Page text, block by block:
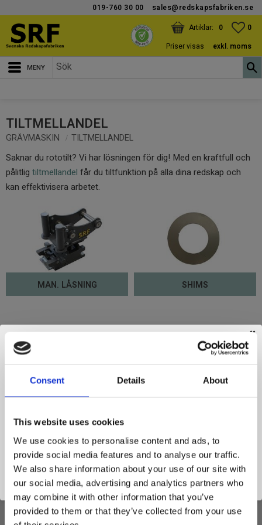
Consent Details About
This website uses cookies
We use cookies to personalise content and ads, to
provide social media features and to analyse our traffic.
We also share information about your use of our site with
our social media, advertising and analytics partners who
may combine it with other information that you’ve
provided to them or that they’ve collected from your use
Meny
019-760 30 00 sales@redskapsfabriken.se
0
KUNDVAGN
ANTAL PRODUKTER:
0
Priser visas
exkl. moms
TILTMELLANDEL
GRÄVMASKIN TILTMELLANDEL
Saknar du rototilt? Vi har lösningen för dig! Med en kraftfull och
pålitlig tiltmellandel får du tiltfunktion på alla dina redskap och
kan effektivisera arbetet.
MAN. LÅSNING SHIMS
NYHETSBREV
erbjudanden direkt i din e-post. Anmäl dig till vårt nyhetsbrev
redan idag!
PRENUMERERA
Dina personuppgifter behandlas i enlighet med vårintegritetspolicy .
HEJ, ÄR DU PRIVATPERSON ELLER
PRIVAT
✖